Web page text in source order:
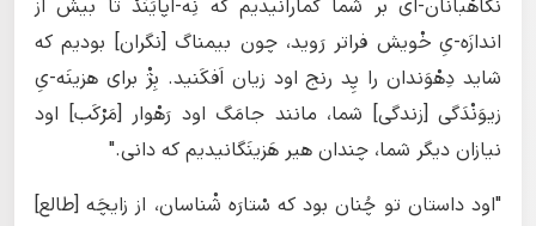
نگاهْبانان-ای بر شما گُمارانیدیم که نِه-اُپایَنْدْ تا بیش از
اندازَه-یِ خْویش فراتر رَوید، چون بیمناگ [نگران] بودیم که
شاید دِهْوَندان را پِد رنج اود زیان اَفکَنید. بِژْ برای هزینَه-یِ
زیوَنْدَگی [زندگی] شما، مانند جامَگ اود رَهْوار [مَرْکَب] اود
نیازان دیگر شما، چندان هیر هَزینَگانیدیم که دانی."
"اود داستان تو چُنان بود که سْتارَه شْناسان، از زایچَه‌ [طالع]